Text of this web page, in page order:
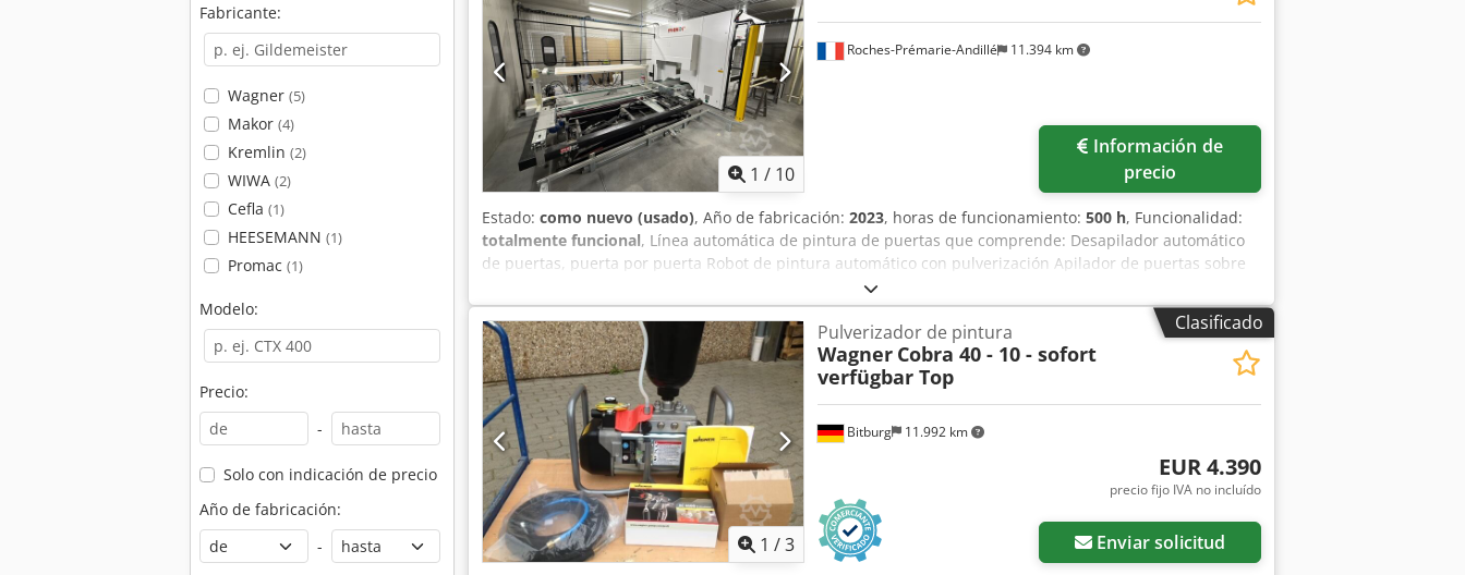
Fabricante:
Wagner (5)
Makor (4)
Kremlin (2)
WIWA (2)
Cefla (1)
HEESEMANN (1)
Promac (1)
Modelo:
Precio:
-
Solo con indicación de precio
Año de fabricación:
-
1 / 10
Roches-Prémarie-Andillé 11.394 km
precio
Estado: como nuevo (usado), Año de fabricación: 2023, horas de funcionamiento: 500 h, Funcionalidad:
totalmente funcional, Línea automática de pintura de puertas que comprende: Desapilador automático
de puertas, puerta por puerta Robot de pintura automático con pulverización Apilador de puertas sobre
carros Dcedpfx Apoyrr Dkocek Dimensiones de las puertas: longitudes de 2000 a 2600 mm anchos de 730
a 1030 mm
Clasificado
1 /3
Bitburg 11.992 km
Pulverizador de pintura
Wagner Cobra 40 - 10 - sofort
verfügbar Top
EUR 4.390
precio fijo IVA no incluído
Enviar solicitud